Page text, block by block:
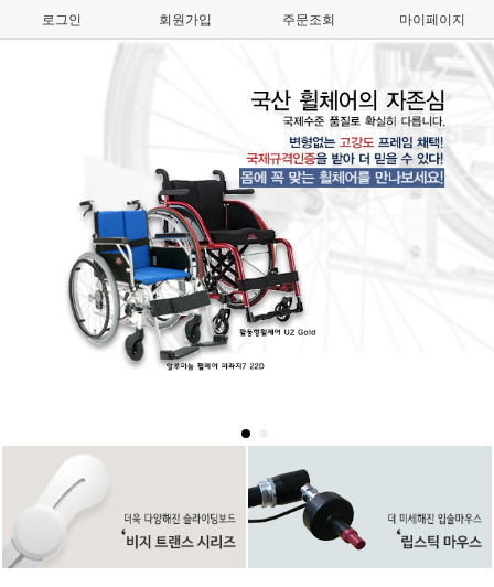
로그인 회원가입 주문조회 마이페이지